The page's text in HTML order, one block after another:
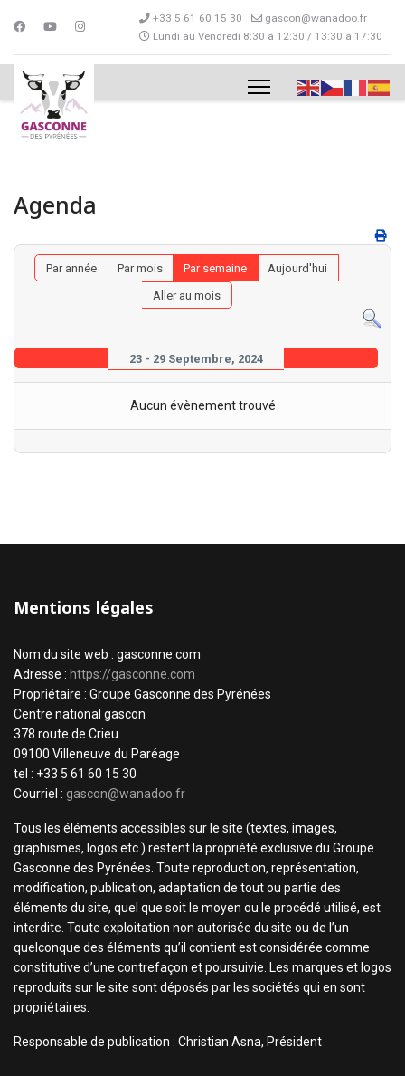
+33 5 61 60 15 30
gascon@wanadoo.fr
Lundi au Vendredi 8:30 à 12:30 / 13:30 à 17:30
Agenda
Par année Par mois Par semaine
Aujourd'hui
Aller au mois
23 - 29 Septembre, 2024
Aucun évènement trouvé
Mentions légales
Nom du site web : gasconne.com
Adresse : https://gasconne.com
Propriétaire : Groupe Gasconne des Pyrénées
Centre national gascon
378 route de Crieu
09100 Villeneuve du Paréage
tel : +33 5 61 60 15 30
Courriel : gascon@wanadoo.fr
Tous les éléments accessibles sur le site (textes, images,
graphismes, logos etc.) restent la propriété exclusive du Groupe
Gasconne des Pyrénées. Toute reproduction, représentation,
modification, publication, adaptation de tout ou partie des
éléments du site, quel que soit le moyen ou le procédé utilisé, est
interdite. Toute exploitation non autorisée du site ou de l’un
quelconque des éléments qu’il contient est considérée comme
constitutive d’une contrefaçon et poursuivie. Les marques et logos
reproduits sur le site sont déposés par les sociétés qui en sont
propriétaires.
Responsable de publication : Christian Asna, Président